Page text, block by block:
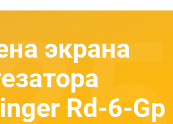
экрана
Rd-6-Gp